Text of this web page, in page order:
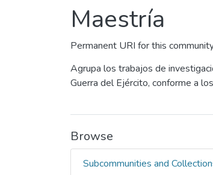
Maestría
Permanent URI for this
Agrupa los trabajos de
Guerra del Ejército, conforme a
Browse
Subcommunities and